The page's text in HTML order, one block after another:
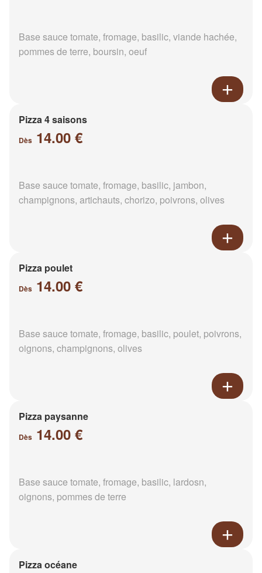
Base sauce tomate, fromage, basilic, viande hachée,
pommes de terre, boursin, oeuf
Pizza 4 saisons
Dès 14.00 €
Base sauce tomate, fromage, basilic, jambon,
champignons, artichauts, chorizo, poivrons, olives
Pizza poulet
Dès 14.00 €
Base sauce tomate, fromage, basilic, poulet, poivrons,
oignons, champignons, olives
Pizza paysanne
Dès 14.00 €
Base sauce tomate, fromage, basilic, lardosn,
oignons, pommes de terre
Pizza océane